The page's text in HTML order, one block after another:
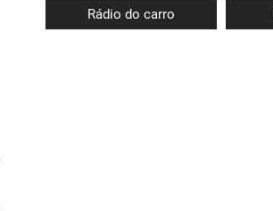
Rádio do carro